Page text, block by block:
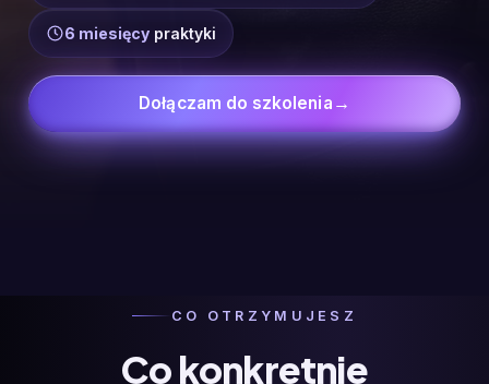
6 miesięcypraktyki
Dołączam do szkolenia →
CO OTRZYMUJESZ
Co konkretnie